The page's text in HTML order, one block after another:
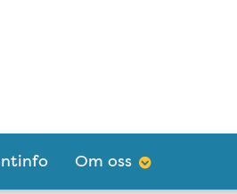
Om oss